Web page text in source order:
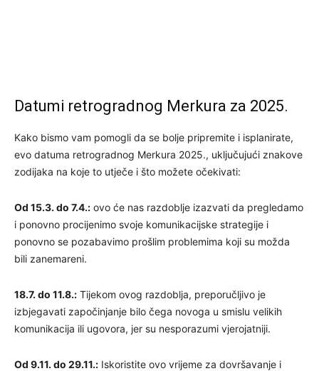
Datumi retrogradnog Merkura za 2025.
Kako bismo vam pomogli da se bolje pripremite i isplanirate,
evo datuma retrogradnog Merkura 2025., uključujući znakove
zodijaka na koje to utječe i što možete očekivati:
Od 15.3. do 7.4.: ovo će nas razdoblje izazvati da pregledamo
i ponovno procijenimo svoje komunikacijske strategije i
ponovno se pozabavimo prošlim problemima koji su možda
bili zanemareni.
18.7. do 11.8.: Tijekom ovog razdoblja, preporučljivo je
izbjegavati započinjanje bilo čega novoga u smislu velikih
komunikacija ili ugovora, jer su nesporazumi vjerojatniji.
Od 9.11. do 29.11.: Iskoristite ovo vrijeme za dovršavanje i